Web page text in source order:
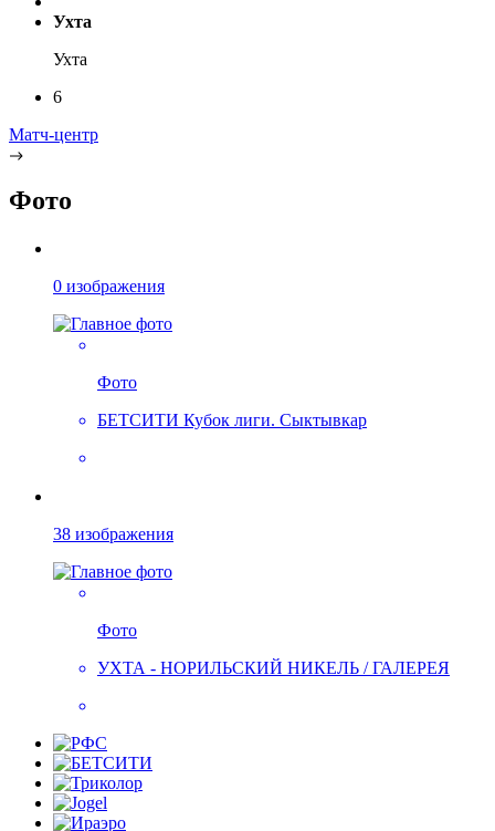
Ухта
Ухта
6
Матч-центр
Фото
0 изображения
Фото
БЕТСИТИ Кубок лиги. Сыктывкар
38 изображения
Фото
УХТА - НОРИЛЬСКИЙ НИКЕЛЬ / ГАЛЕРЕЯ